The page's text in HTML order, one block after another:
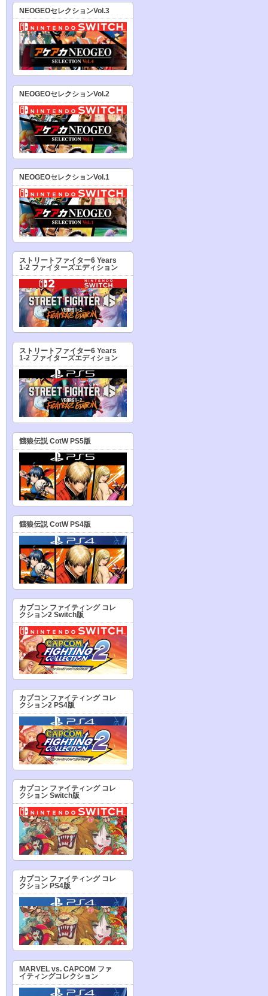
NEOGEOセレクションVol.3
NEOGEOセレクションVol.2
NEOGEOセレクションVol.1
ストリートファイター6 Years
1-2 ファイターズエディション
ストリートファイター6 Years
1-2 ファイターズエディション
餓狼伝説 CotW PS5版
餓狼伝説 CotW PS4版
カプコン ファイティング コレ
クション2 Switch版
カプコン ファイティング コレ
クション2 PS4版
カプコン ファイティング コレ
クション Switch版
カプコン ファイティング コレ
クション PS4版
MARVEL vs. CAPCOM ファ
イティングコレクション